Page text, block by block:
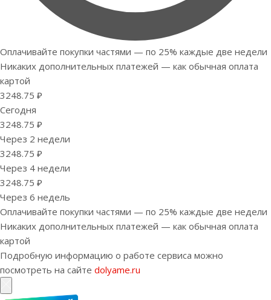
Оплачивайте покупки частями — по 25% каждые две недели
Никаких дополнительных платежей — как обычная оплата
картой
3248.75 ₽
Сегодня
3248.75 ₽
Через 2 недели
3248.75 ₽
Через 4 недели
3248.75 ₽
Через 6 недель
Оплачивайте покупки частями — по 25% каждые две недели
Никаких дополнительных платежей — как обычная оплата
картой
Подробную информацию о работе сервиса можно
посмотреть на сайте dolyame.ru